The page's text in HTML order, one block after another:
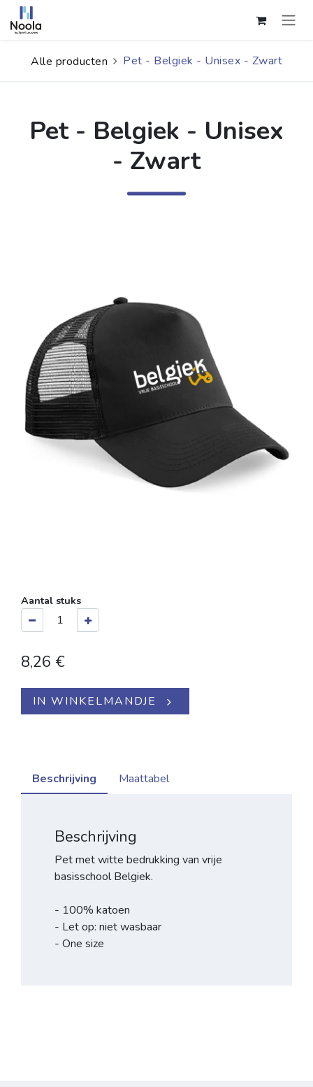
Overslaan naar inhoud
Alle producten Pet - Belgiek - Unisex - Zwart
Pet - Belgiek - Unisex
- Zwart
Aantal stuks
8,26 €
IN WINKELMANDJE
Beschrijving Maattabel
Beschrijving
Pet met witte bedrukking van vrije
basisschool Belgiek.
- 100% katoen
- Let op: niet wasbaar
- One size